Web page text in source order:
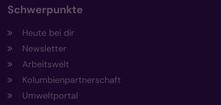
Schwerpunkte
Heute bei dir
Newsletter
Arbeitswelt
Kolumbienpartnerschaft
Umweltportal